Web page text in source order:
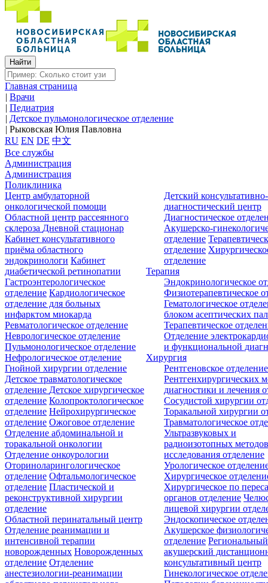
Главная страница
| Врачи
| Педиатрия
| Детское пульмонологическое отделение
| Рыковская Юлия Павловна
RU EN DE 中文
Все службы
Администрация
Администрация
Поликлиника
Центр амбулаторной
онкологической помощи
Областной центр рассеянного
склероза Дневной стационар
Кабинет консультативного
приёма областного
эндокринологи Кабинет
диабетической ретинопатии
Детский консультативно-
диагностический центр
Диагностическое
Акушерско-
отделение
отделение
отделение
Терапия
Гастроэнтерологическое
отделение Кардиологическое
отделение для больных
инфарктом миокарда
Ревматологическое отделение
Неврологическое отделение
Пульмонологическое отделение
Нефрологическое отделение
Эндокринологическое
Физиотерапевтическое
Гематологическое
блоком асептических
Терапевтическое
Отделение
и функциональной
Хирургия
Гнойной хирургии отделение
Детское травматологическое
отделение Детское хирургическое
отделение Колопроктологическое
отделение Нейрохирургическое
отделение Ожоговое отделение
Отделение абдоминальной и
торакальной онкологии
Отделение онкоурологии
Оториноларингологическое
отделение Офтальмологическое
отделение Пластической и
реконструктивной хирургии
отделение
Рентгеновское отделение
Рентгенхирургических
диагностики и лечения
Сосудистой хирургии
Торакальной хирургии
Травматологическое
Ультразвуковых и
радиоизотопных
исследования отделение
Урологическое
Хирургическое
Хирургическое по
органов отделение
лицевой хирургии
Эндоскопическое
Областной перинатальный центр
Отделение реанимации и
интенсивной терапии
новорожденных Новорожденных
отделение Отделение
анестезиологии-реанимации
Акушерское
отделение Региональный
акушерский
консультативный центр
Гинекологическое